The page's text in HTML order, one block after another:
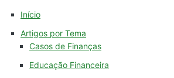
Início
Artigos por Tema
Casos de Finanças
Educação Financeira